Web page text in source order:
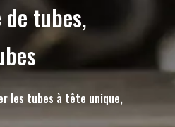
tubes,
les tubes à tête unique,